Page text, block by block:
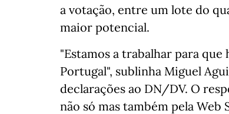
a votação, entre um lote do
maior potencial.
"Estamos a trabalhar para
Portugal", sublinha Miguel
declarações ao DN/DV. O
não só mas também pela